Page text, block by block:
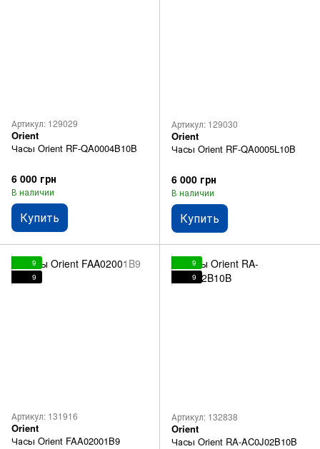
Артикул: 129029
Orient
Часы Orient RF-QA0004B10B
6 000 грн
В наличии
Купить
Артикул: 129030
Orient
Часы Orient RF-QA0005L10B
6 000 грн
В наличии
Купить
9
9
Артикул: 131916
Orient
Часы Orient FAA02001B9
9
9
Артикул: 132838
Orient
Часы Orient RA-AC0J02B10B